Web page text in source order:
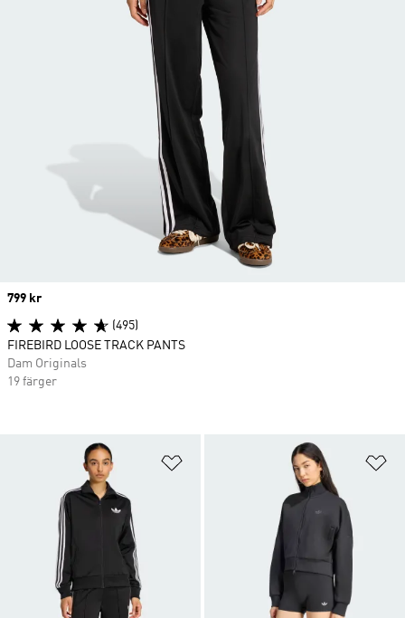
Lägg till på önskelistan
Price
799 kr
(495)
FIREBIRD LOOSE TRACK PANTS
Dam Originals
19 färger